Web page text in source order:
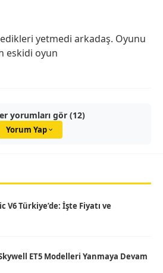
yetmedi arkadaş. Oyunu
eskidi oyun
yorumları gör (12)
Yorum Yap
V6 Türkiye’de: İşte Fiyatı ve
ET5 Modelleri Yanmaya Devam